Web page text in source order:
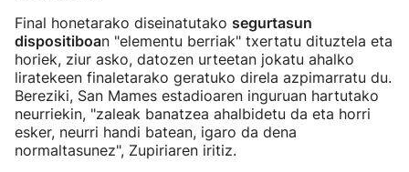
Final honetarako diseinatutako segurtasun
dispositiboan "elementu berriak" txertatu dituztela eta
horiek, ziur asko, datozen urteetan jokatu ahalko
liratekeen finaletarako geratuko direla azpimarratu du.
Bereziki, San Mames estadioaren inguruan hartutako
neurriekin, "zaleak banatzea ahalbidetu da eta horri
esker, neurri handi batean, igaro da dena
normaltasunez", Zupiriaren iritiz.